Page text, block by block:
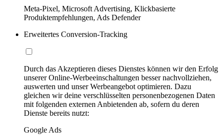
Meta-Pixel, Microsoft Advertising, Klickbasierte
Produktempfehlungen, Ads Defender
Erweitertes Conversion-Tracking
Durch das Akzeptieren dieses Dienstes können wir den Erfolg
unserer Online-Werbeeinschaltungen besser nachvollziehen,
auswerten und unser Werbeangebot optimieren. Dazu
gleichen wir deine verschlüsselten personenbezogenen Daten
mit folgenden externen Anbietenden ab, sofern du deren
Dienste bereits nutzt:
Google Ads